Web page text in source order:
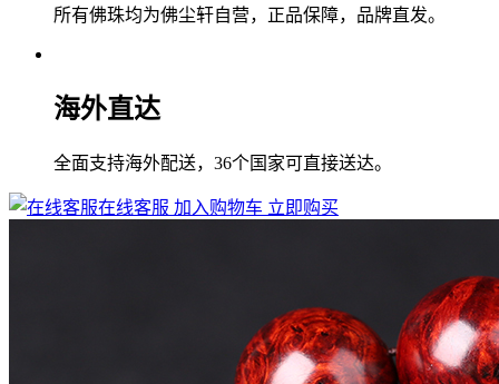
所有佛珠均为佛尘轩自营，正品保障，品牌直发。
海外直达
全面支持海外配送，36个国家可直接送达。
在线客服 加入购物车 立即购买